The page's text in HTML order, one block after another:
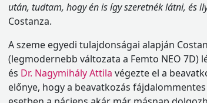
után, tudtam, hogy én is így szeretnék látni, és
Costanza.
A szeme egyedi tulajdonságai alapján
(legmodernebb változata a Femto NEO
és Dr. Nagymihály Attila végezte el a
előnye, hogy a beavatkozás